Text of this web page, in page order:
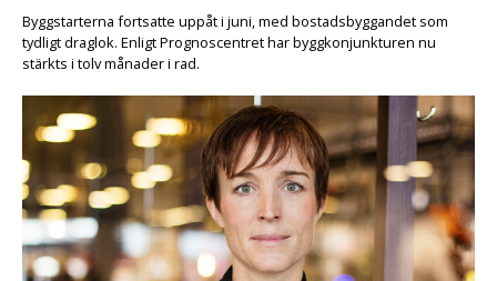
Byggstarterna fortsatte uppåt i juni, med bostadsbyggandet som
tydligt draglok. Enligt Prognoscentret har byggkonjunkturen nu
stärkts i tolv månader i rad.